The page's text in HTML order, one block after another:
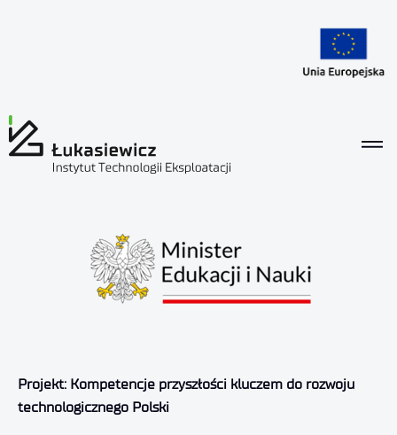
Projekt: Kompetencje przyszłości kluczem do rozwoju
technologicznego Polski